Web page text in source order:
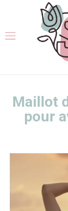
Maillot
pour